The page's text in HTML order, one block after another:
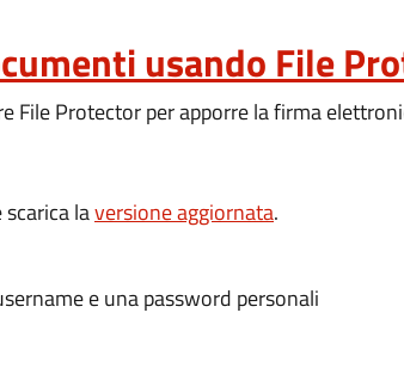
usando File
File Protector per apporre la firma
laversione aggiornata.
e una password personali